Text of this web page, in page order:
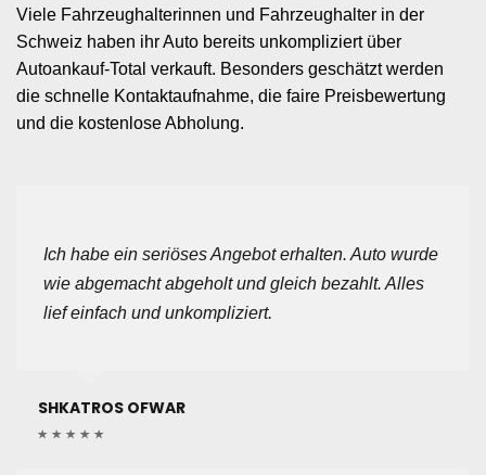
Viele Fahrzeughalterinnen und Fahrzeughalter in der
Schweiz haben ihr Auto bereits unkompliziert über
Autoankauf-Total verkauft. Besonders geschätzt werden
die schnelle Kontaktaufnahme, die faire Preisbewertung
und die kostenlose Abholung.
Ich habe ein seriöses Angebot erhalten. Auto wurde
wie abgemacht abgeholt und gleich bezahlt. Alles
lief einfach und unkompliziert.
SHKATROS OFWAR